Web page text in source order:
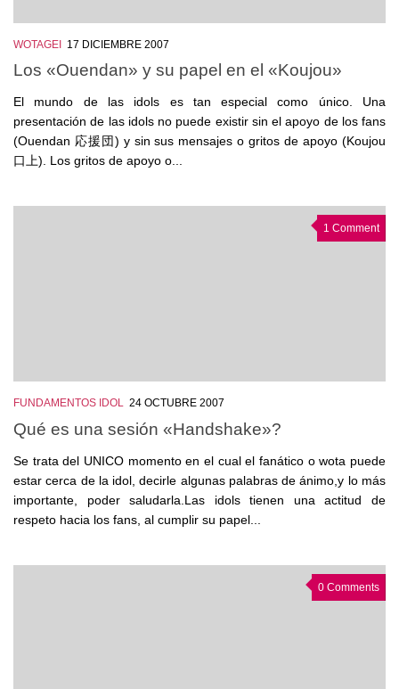
WOTAGEI 17 DICIEMBRE 2007
Los «Ouendan» y su papel en el «Koujou»
El mundo de las idols es tan especial como único. Una
presentación de las idols no puede existir sin el apoyo de los fans
(Ouendan 応援団) y sin sus mensajes o gritos de apoyo (Koujou
口上). Los gritos de apoyo o...
1 Comment
FUNDAMENTOS IDOL 24 OCTUBRE 2007
Qué es una sesión «Handshake»?
Se trata del UNICO momento en el cual el fanático o wota puede
estar cerca de la idol, decirle algunas palabras de ánimo,y lo más
importante, poder saludarla.Las idols tienen una actitud de
respeto hacia los fans, al cumplir su papel...
0 Comments